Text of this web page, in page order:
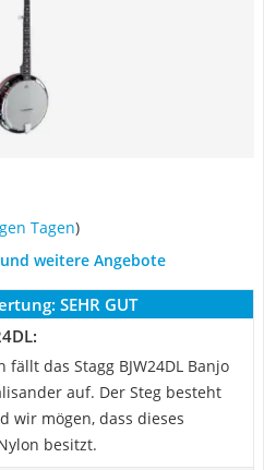
Tagen)
weitere Angebote
SEHR GUT
das Stagg BJW24DL Banjo
auf. Der Steg besteht
wir mögen, dass dieses
besitzt.